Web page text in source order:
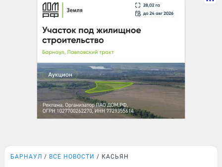
БАРНАУЛ ВСЕ НОВОСТИ КАСЬЯН